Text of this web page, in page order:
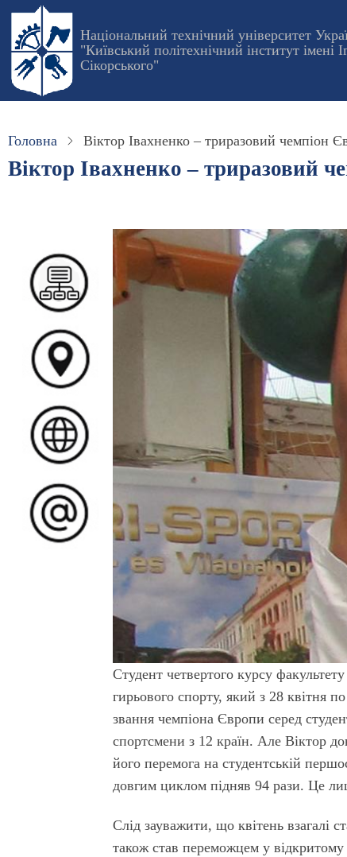
Перейти
основного
вмісту
Національний технічний університет
"Київський політехнічний інститут імені
Сікорського"
Головна Віктор Івахненко – триразовий чемпіон
Віктор Івахненко – триразовий
Студент четвертого курсу
гирьового спорту, який з 28 квітня
звання чемпіона Європи серед
спортсмени з 12 країн. Але Віктор
його перемога на студентській
довгим циклом підняв 94 рази. Це
Слід зауважити, що квітень взагалі
також став переможцем у відкритому